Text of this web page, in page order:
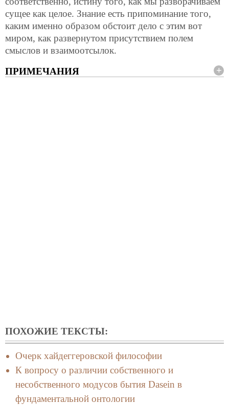
сущее как целое. Знание есть припоминание того,
каким именно образом обстоит дело с этим вот
миром, как развернутом присутствием полем
смыслов и взаимоотсылок.
ПРИМЕЧАНИЯ
ПОХОЖИЕ ТЕКСТЫ:
Очерк хайдеггеровской философии
К вопросу о различии собственного и
несобственного модусов бытия Dasein в
фундаментальной онтологии